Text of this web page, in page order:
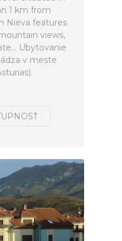
1 km from
Nieva features
views,
Ubytovanie
v meste